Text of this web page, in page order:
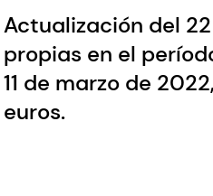
Actualización del
propias en el
11 de marzo de
euros.